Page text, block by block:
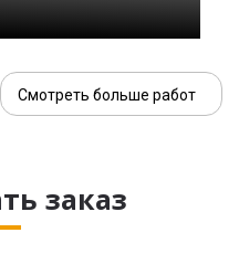
Смотреть больше работ
заказ